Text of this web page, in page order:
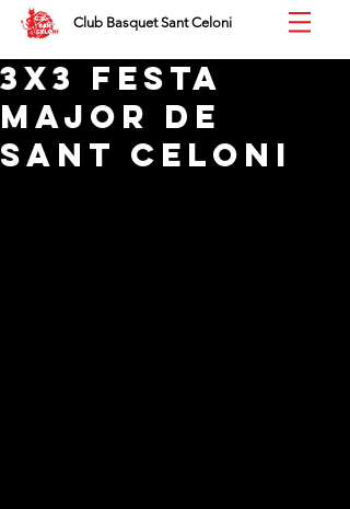
Club Basquet Sant Celoni
3x3 FESTA
MAJOR DE
SANT CELONI